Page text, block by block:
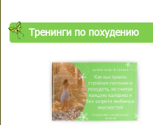
Тренинги по похудению